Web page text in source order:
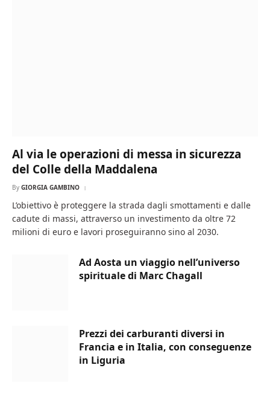
Al via le operazioni di messa in sicurezza
del Colle della Maddalena
By GIORGIA GAMBINO
L’obiettivo è proteggere la strada dagli smottamenti e dalle
cadute di massi, attraverso un investimento da oltre 72
milioni di euro e lavori proseguiranno sino al 2030.
Ad Aosta un viaggio nell’universo
spirituale di Marc Chagall
Prezzi dei carburanti diversi in
Francia e in Italia, con conseguenze
in Liguria